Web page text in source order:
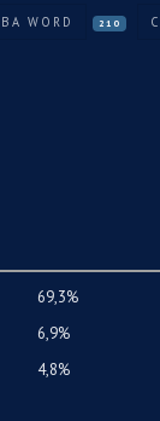
WORD 210
69,3%
6,9%
4,8%